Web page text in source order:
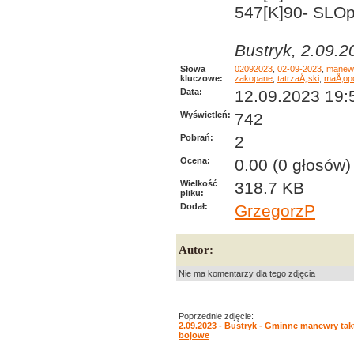
547[K]90-
Bustryk,
Słowa
kluczowe:
02092023 02-09-2023
zakopane tatrzaÅ„ski
Data:
12.09.2023
Wyświetleń: 742
Pobrań: 2
Ocena: 0.00 (0 głosów)
Wielkość
pliku:
318.7 KB
Dodał: GrzegorzP
Autor:
Nie ma komentarzy dla tego zdjęcia
Poprzednie zdjęcie:
2.09.2023 - Bustryk - Gminne manewry
bojowe